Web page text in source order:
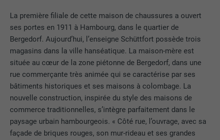
La première filiale de cette maison de chaussures a ouvert
ses portes en 1911 à Hambourg, dans le quartier de
Bergedorf. Aujourd’hui, l’enseigne Schüttfort possède trois
magasins dans la ville hanséatique. La maison-mère est
située au cœur de la zone piétonne de Bergedorf, dans une
rue commerçante très animée qui se caractérise par ses
bâtiments historiques et ses maisons à colombage. La
nouvelle construction, inspirée du style des maisons de
commerce traditionnelles, s’intègre parfaitement dans le
paysage urbain hambourgeois. « Côté rue, l’ouvrage, avec sa
façade de briques rouges, son mur-rideau et ses grandes